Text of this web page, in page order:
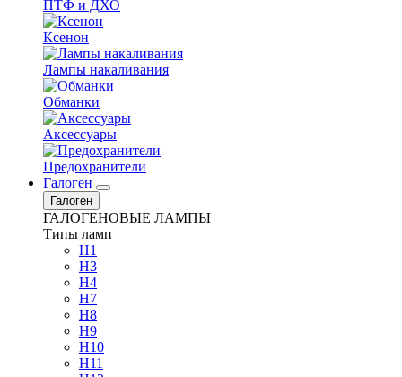
ПТФ и ДХО
Ксенон
Лампы накаливания
Обманки
Аксессуары
Предохранители
Галоген
Галоген
ГАЛОГЕНОВЫЕ ЛАМПЫ
Типы ламп
H1
H3
H4
H7
H8
H9
H10
H11